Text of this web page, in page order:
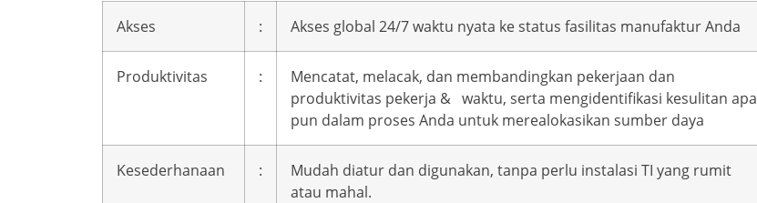
Akses : Akses global 24/7 waktu nyata ke status fasilitas manufaktur Anda
Produktivitas :
Mencatat, melacak, dan membandingkan pekerjaan dan
produktivitas pekerja & waktu, serta mengidentifikasi kesulitan apa
pun dalam proses Anda untuk merealokasikan sumber daya
Kesederhanaan :
Mudah diatur dan digunakan, tanpa perlu instalasi TI yang rumit
atau mahal.